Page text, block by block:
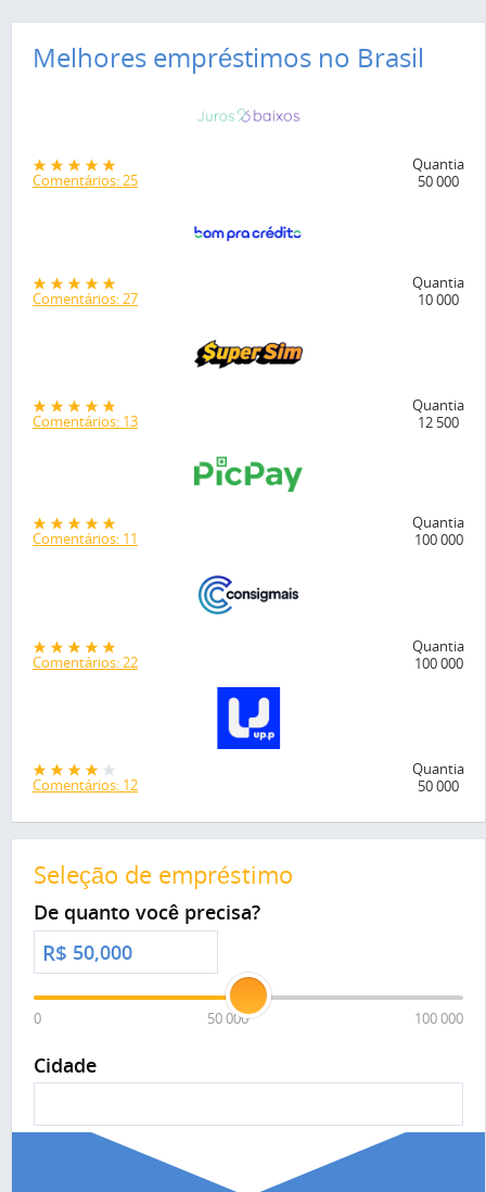
Melhores empréstimos no Brasil
Comentários: 25
Quantia
50 000
Comentários: 27
Quantia
10 000
Comentários: 13
Quantia
12 500
Comentários: 11
Quantia
100 000
Comentários: 22
Quantia
100 000
Comentários: 12
Quantia
50 000
Seleção de empréstimo
De quanto você precisa?
R$
0 50 000 100 000
Cidade